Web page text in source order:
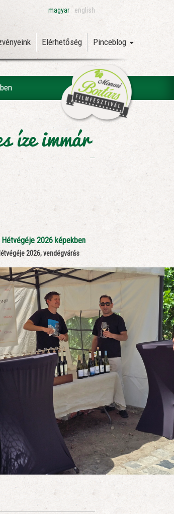
magyar english
Elérhetőség Pinceblog
íze immár
2026 képekben
2026, vendégvárás